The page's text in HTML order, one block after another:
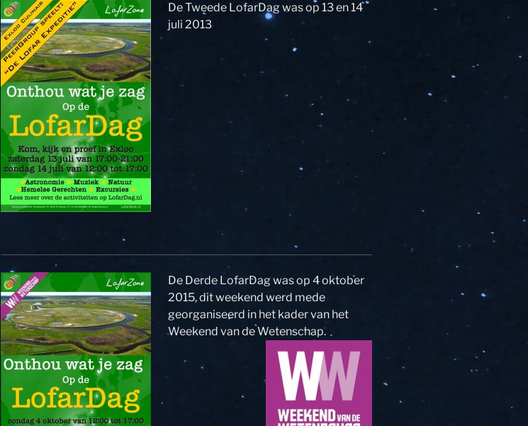
De Tweede LofarDag was op 13 en 14
juli 2013
De Derde LofarDag was op 4 oktober
2015, dit weekend werd mede
georganiseerd in het kader van het
Weekend van de Wetenschap.